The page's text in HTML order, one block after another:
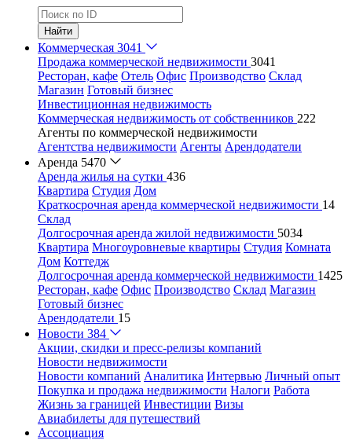
Найти
Коммерческая 3041
Продажа коммерческой недвижимости 3041
Ресторан, кафе Отель Офис Производство Склад
Магазин Готовый бизнес
Инвестиционная недвижимость
Коммерческая недвижимость от собственников 222
Агенты по коммерческой недвижимости
Агентства недвижимости Агенты Арендодатели
Аренда 5470
Аренда жилья на сутки 436
Квартира Студия Дом
Краткосрочная аренда коммерческой недвижимости 14
Склад
Долгосрочная аренда жилой недвижимости 5034
Квартира Многоуровневые квартиры Студия Комната
Дом Коттедж
Долгосрочная аренда коммерческой недвижимости 1425
Ресторан, кафе Офис Производство Склад Магазин
Готовый бизнес
Арендодатели 15
Новости 384
Акции, скидки и пресс-релизы компаний
Новости недвижимости
Новости компаний Аналитика Интервью Личный опыт
Покупка и продажа недвижимости Налоги Работа
Жизнь за границей Инвестиции Визы
Авиабилеты для путешествий
Ассоциация